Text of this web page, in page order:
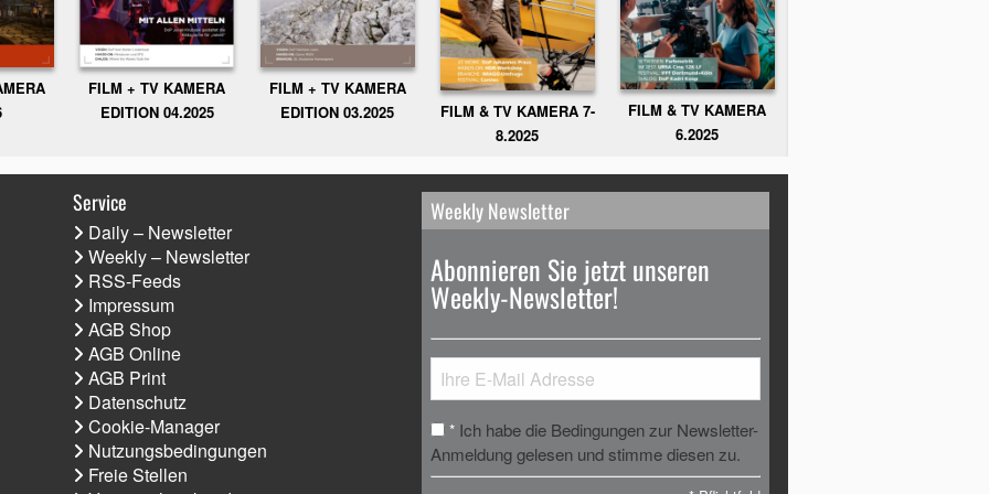
FILM + TV KAMERA
EDITION 04.2025
FILM + TV KAMERA
EDITION 03.2025
FILM & TV KAMERA 7-
8.2025
FILM & TV KAMERA
6.2025
Service
Daily – Newsletter
Weekly – Newsletter
RSS-Feeds
Impressum
AGB Shop
AGB Online
AGB Print
Datenschutz
Cookie-Manager
Nutzungsbedingungen
Freie Stellen
Weekly Newsletter
Abonnieren Sie jetzt unseren
Weekly-Newsletter!
* Ich habe die Bedingungen zur Newsletter-
Anmeldung gelesen und stimme diesen zu.